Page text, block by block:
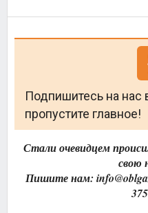
Подпишитесь на нас
пропустите главное!
Стали очевидцем
свою
Пишите нам: